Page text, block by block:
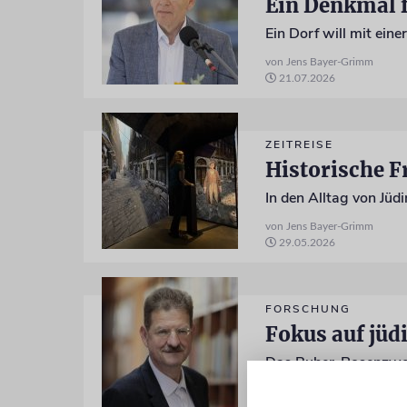
Ein Denkmal
von Jens Bayer-Grimm
21.07.2026
ZEITREISE
Historische
von Jens Bayer-Grimm
29.05.2026
FORSCHUNG
Fokus auf
Das Buber-